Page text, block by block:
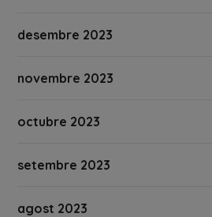
desembre 2023
novembre 2023
octubre 2023
setembre 2023
agost 2023